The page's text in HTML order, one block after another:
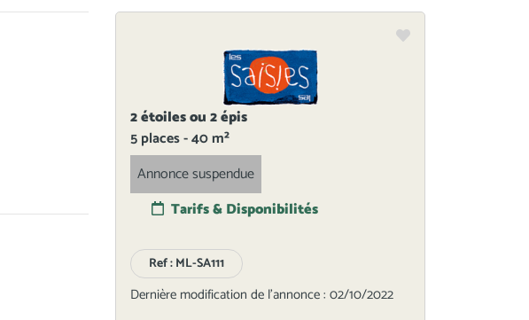
2 étoiles ou 2 épis
5 places - 40 m²
Annonce suspendue
Tarifs & Disponibilités
Ref : ML-SA111
Dernière modification de l'annonce : 02/10/2022